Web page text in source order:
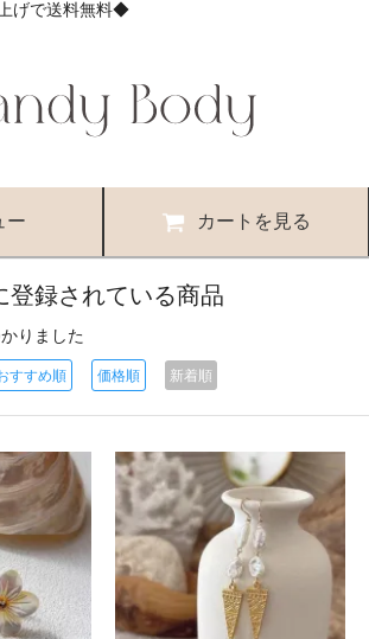
げで送料無料◆
ー カートを見る
登録されている商品
りました
すすめ順 価格順 新着順